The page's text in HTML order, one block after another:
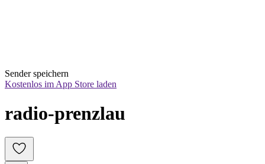
Sender speichern
Kostenlos im App Store laden
radio-prenzlau